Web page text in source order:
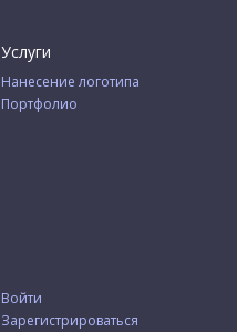
Услуги
Нанесение логотипа
Портфолио
Войти
Зарегистрироваться